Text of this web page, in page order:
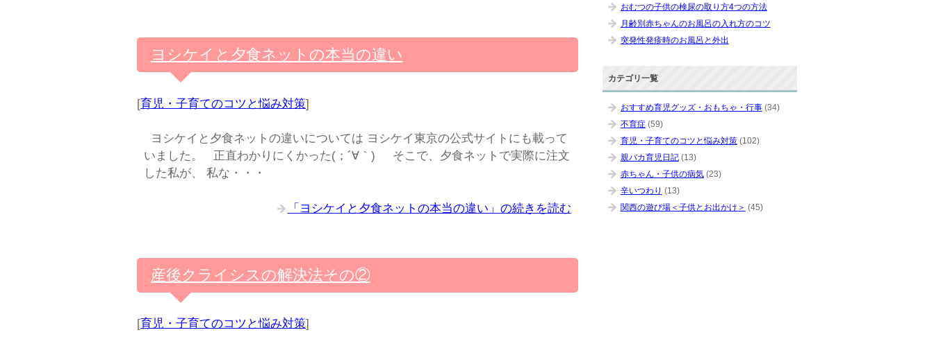
ヨシケイと夕食ネットの本当の違い
[育児・子育てのコツと悩み対策]
ヨシケイと夕食ネットの違いについては ヨシケイ東京の公式サイトにも載って
いました。 正直わかりにくかった(；´∀｀) そこで、夕食ネットで実際に注文
した私が、 私な・・・
「ヨシケイと夕食ネットの本当の違い」の続きを読む
産後クライシスの解決法その②
[育児・子育てのコツと悩み対策]
おむつの子供の検尿の取り方4つの方法
月齢別赤ちゃんのお風呂の入れ方のコツ
突発性発疹時のお風呂と外出
カテゴリ一覧
おすすめ育児グッズ・おもちゃ・行事(34)
不育症(59)
育児・子育てのコツと悩み対策(102)
親バカ育児日記(13)
赤ちゃん・子供の病気(23)
辛いつわり (13)
関西の遊び場＜子供とお出かけ＞ (45)